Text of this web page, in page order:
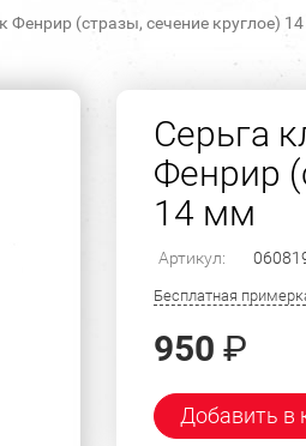
Фенрир (стразы, сечение круглое)
Серьга
Фенрир
14 мм
Артикул:
Бесплатная
950 ₽
Добавить в